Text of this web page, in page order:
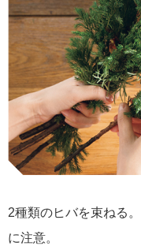
2種類のヒバを束ねる
に注意。